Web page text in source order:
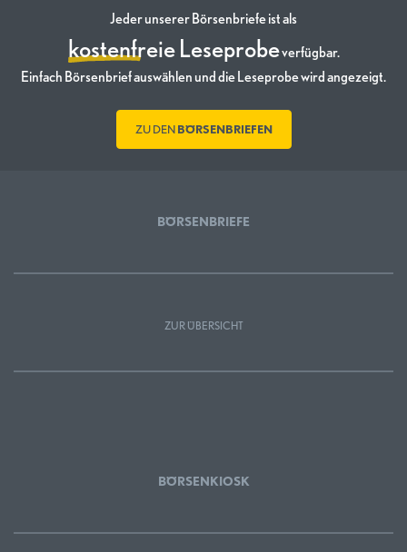
Jeder unserer Börsenbriefe ist als
kostenfreie Leseprobeverfügbar.
Einfach Börsenbrief auswählen und die Leseprobe wird angezeigt.
ZU DEN BÖRSENBRIEFEN
BÖRSENKIOSK
BÖRSENBRIEFE
ZUR ÜBERSICHT